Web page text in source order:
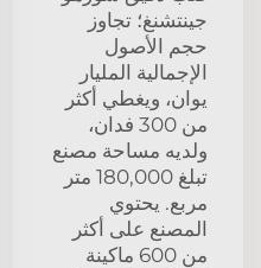
جينتشنغ؛ تجاوز
حجم الأصول
الإجمالية المليار
يوان، ويغطي أكثر
من 300 فدان،
ولديه مساحة مصنع
تبلغ 180,000 متر
مربع. يحتوي
المصنع على أكثر
من 600 ماكينة